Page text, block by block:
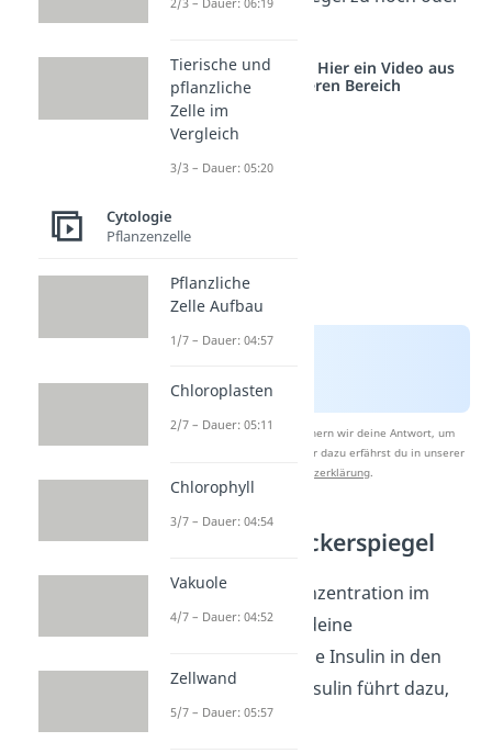
Studyflix vernetzt: Hier ein Video aus
einem anderen Bereich
Nach Beantwortung speichern wir deine Antwort, um
Studyflix zu verbessern. Mehr dazu erfährst du in unserer
Datenschutzerklärung
Hoher Blutzuckerspiegel
Ist die Glucose-Konzentration im
Blut zu hoch, gibt deine
Bauchspeicheldrüse Insulin in den
Blutkreislauf ab. Insulin führt dazu,
dass
Tierische und
pflanzliche
Zelle im
Vergleich
3/3 – Dauer: 05:20
Cytologie
Pflanzenzelle
Pflanzliche
Zelle Aufbau
1/7 – Dauer: 04:57
Chloroplasten
2/7 – Dauer: 05:11
Chlorophyll
3/7 – Dauer: 04:54
Vakuole
4/7 – Dauer: 04:52
Zellwand
5/7 – Dauer: 05:57